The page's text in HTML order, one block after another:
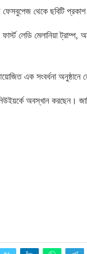
থেকে ছবিটি
লেডি মেলানিয়া ট্রাম্প,
এক সংবর্ধনা অনুষ্ঠানে
অবস্খান করছেন।